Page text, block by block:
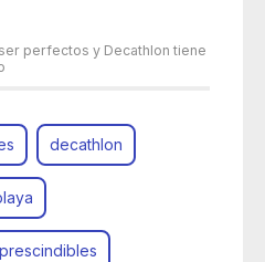
perfectos y Decathlon tiene
decathlon